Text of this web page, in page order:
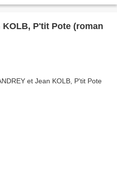
KOLB, P'tit Pote (roman